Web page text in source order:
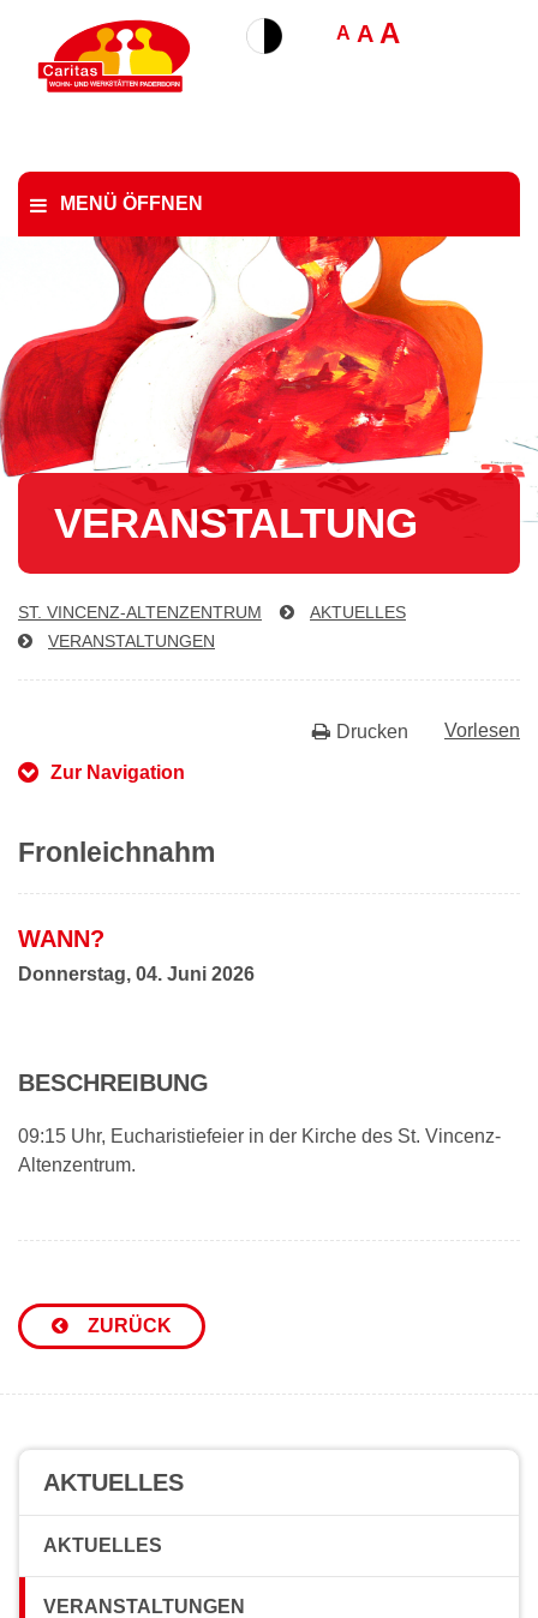
A A A
MENÜ ÖFFNEN
VER­AN­STAL­TUNG
ST. VIN­CENZ-AL­TEN­ZEN­TRUM
AKTUELLES
VER­AN­STAL­TUN­GEN
Vorlesen
Drucken
Zur Navigation
Fronleichnahm
WANN?
Donnerstag, 04. Juni 2026
BESCHREIBUNG
09:15 Uhr, Eucharistiefeier in der Kirche des St. Vincenz-
Altenzentrum.
ZURÜCK
AKTUELLES
AKTUELLES
VERANSTALTUNGEN